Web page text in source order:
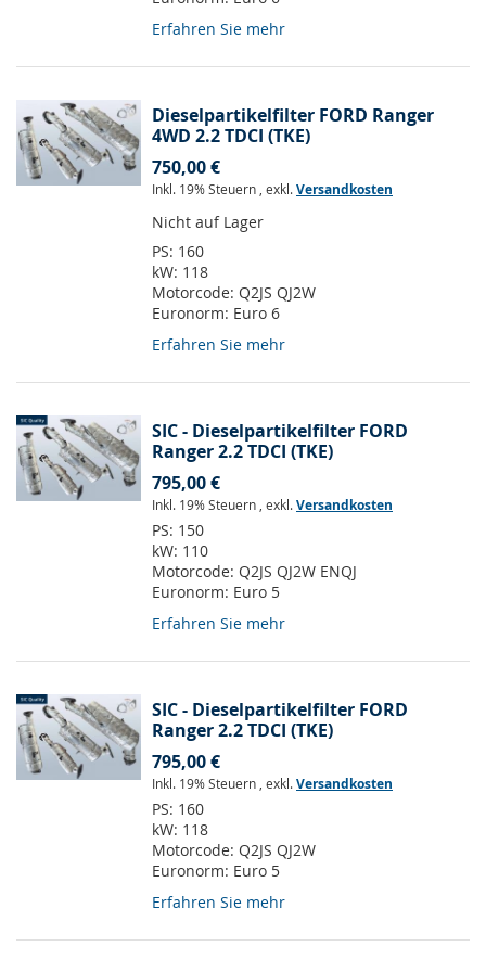
Erfahren Sie mehr
Dieselpartikelfilter FORD Ranger
4WD 2.2 TDCI (TKE)
750,00 €
Inkl. 19% Steuern , exkl.Versandkosten
Nicht auf Lager
PS: 160
kW: 118
Motorcode: Q2JS QJ2W
Euronorm: Euro 6
Erfahren Sie mehr
SIC - Dieselpartikelfilter FORD
Ranger 2.2 TDCI (TKE)
795,00 €
Inkl. 19% Steuern , exkl.Versandkosten
PS: 150
kW: 110
Motorcode: Q2JS QJ2W ENQJ
Euronorm: Euro 5
Erfahren Sie mehr
SIC - Dieselpartikelfilter FORD
Ranger 2.2 TDCI (TKE)
795,00 €
Inkl. 19% Steuern , exkl.Versandkosten
PS: 160
kW: 118
Motorcode: Q2JS QJ2W
Euronorm: Euro 5
Erfahren Sie mehr